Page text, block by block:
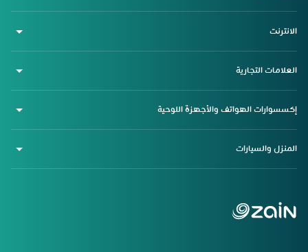
الانترنت
العلامات التجارية
إكسسوارات الهواتف والأجهزة اللوحية
المنزل والسيارات